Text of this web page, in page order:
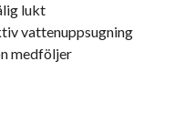
lukt
vattenuppsugning
medföljer